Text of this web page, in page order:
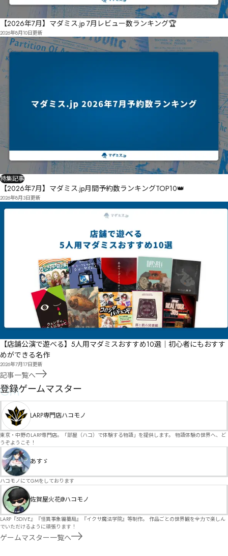
㋌㋇㋗㉳㍃㍰㍎㍀懰㋦儳㋩㊇潑哄报㊌㋫㋿㋩貃噎㋜㊇㋫㋌㋴㊖儓炸㊚㋮㋠㋷撷㋘㋦㋼㌀㌀㌡㌖㋰
㋹㊝
梭㌩㋬㌍㎏㍽㎐㌔鋼㋮擏㋮㊭㋿㌛㎌㍯㎏㍪㌡帿吜㌠淗㌥㍱㍿㎶㍳㌧粸謊㌖㌟㋃
㌯㌐㋈㎘㎓㎒㎾㌴㎁㎸㍵㎉㍀幙幬痿㌼㌯㋙
㏄㏏㎝㎾鐬扙㍈㍪㌮㍇㍄㍉㍍賨㍌㍉㌼㍕㋮㎢㏙㎖㎪㍠梬㍀ȥȥȥ㍟㎭㏶㏥㏸㍫梷㍋鬭萴灀㍣㍧㍤㍙㍯
㍷㌊㍫㎒㍯㍵㍥㍮㏯㏊㏰㏖㏕㍼㌢湺稌㍲㎘㎮㍧㎀㍽㌬㎃㎇漹唩㎏㎏㎰㎥㍿㎈㍶㌬凶㎕㎘㎒㎖㎠㎛㍹
㐐㐽㐛㐍抽㎑㍒㐑㐒㍖㏜㍗㏿㐀㍛㎷趃㎨㏐㎪㎳㍗
搵㎱㎟ɝ　挌峸㏋飴鎷㏆㏊㏰ɧ　㐜㑓椹㏙噉喖㏕㏈ɱ
噑喞㏤濱㏹旄㏩㎇㐰㑧㐤㐸㏌冁㏦㏣㏕给㏎㐐㐔㏨㏝㏳㎙㏴㑞㑙楟㏼檒挟㐂㑥㑞㒊㐪熺㏵㏺㏯㐅㐅
㑘㒏㑌㑠㎩峐烥鈸ʭ
㑤㒛㑘㑬㎵峜遘盥ʹ
㐙㐔㐤檿捌㐰㏃ꊇ閕咔㑘㒨㒲㑺㒽㒀㒏㑼㐵竮㐳剝㐶㐾篩㐢˞㒋㓔㓃㓖㑅㑥㑄㐫㑪㑎㑁ˣˬ　分铎榶㑗勛
虙㐺㒠㓩㓘㓫㑞葺卅跳躒㑣椥镄刃㑧唽㑢扯墉㑩檭㒉㑘㑡㑱㑫㑇㑩㑦㐊㒊㑱㑪㑣㒎㑵㑮㑧㐓
【2026年7月】マダミス.jp 7月レビュー数ランキング🏆
2026年8月10日更新
特集記事
【2026年7月】マダミス.jp月間予約数ランキングTOP10👑
2026年8月3日更新
【店舗公演で遊べる】5人用マダミスおすすめ10選｜初心者にもおすす
めができる名作
2026年7月17日更新
記事一覧へ
GM
登録ゲームマスター
LARP専門店ハコモノ
東京・中野のLARP専門店。「部屋（ハコ）で体験する物語」を提供します。 物語体験の世界へ、ど
うぞようこそ！
あすゞ
ハコモノにてGMをしております
佐賀屋火花@ハコモノ
LARP『5DIVE』『怪異事象編纂局』『イクサ魔法学院』等制作。 作品ごとの世界観を全力で楽しん
でいただけるように頑張ります！
ゲームマスター一覧へ